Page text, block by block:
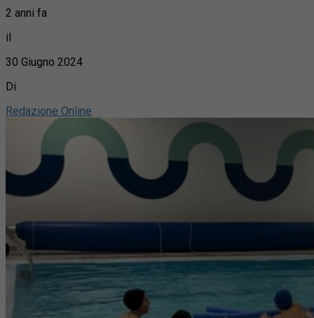
2 anni fa
il
30 Giugno 2024
Di
Redazione Online